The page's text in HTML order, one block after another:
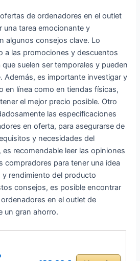
de ordenadores en el outlet
una tarea emocionante y
algunos consejos clave. Lo
a las promociones y descuentos
suelen ser temporales y pueden
Además, es importante investigar y
en línea como en tiendas físicas,
el mejor precio posible. Otro
las especificaciones
en oferta, para asegurarse de
y necesidades del
recomendable leer las opiniones
compradores para tener una idea
y rendimiento del producto
consejos, es posible encontrar
en el outlet de
un gran ahorro.